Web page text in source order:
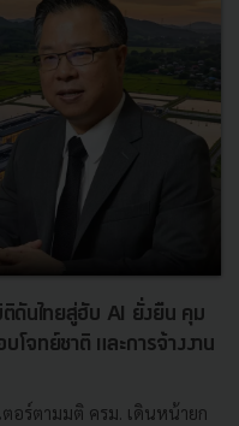
ดันไทยสู่ฮับ AI ยั่งยืน คุม
โจทย์ชาติ และการจ้างงาน
อร์ตามมติ ครม. เดินหน้ายก